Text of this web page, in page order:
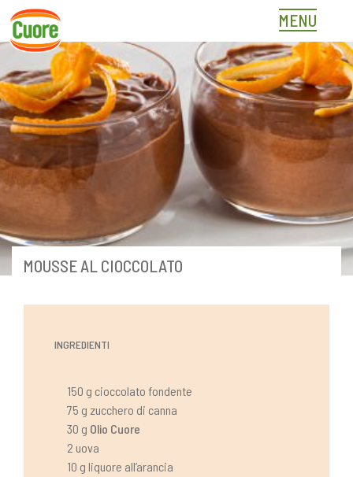
Skip
content
MENU
MOUSSE AL CIOCCOLATO
INGREDIENTI
150 g cioccolato fondente
75 g zucchero di canna
30 g Olio Cuore
2 uova
10 g liquore all’arancia